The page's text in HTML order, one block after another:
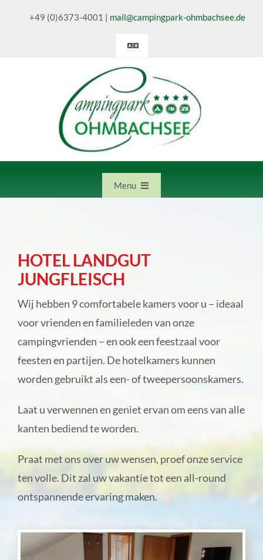
+49 (0)6373-4001 | mail@campingpark-ohmbachsee.de
Toggle
Deutsch
English
Menu
Camping park
Huuraccommodatie
Hotel Landgut Jungfleisch
Online direct boeken
Over ons
HOTEL LANDGUT
JUNGFLEISCH
Wij hebben 9 comfortabele kamers voor u – ideaal
voor vrienden en familieleden van onze
campingvrienden – en ook een feestzaal voor
feesten en partijen. De hotelkamers kunnen
worden gebruikt als een- of tweepersoonskamers.
Laat u verwennen en geniet ervan om eens van alle
kanten bediend te worden.
Praat met ons over uw wensen, proef onze service
ten volle. Dit zal uw vakantie tot een all-round
ontspannende ervaring maken.